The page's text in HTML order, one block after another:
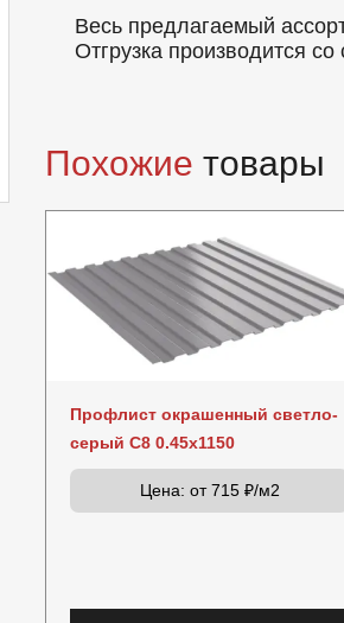
Весь предлагаемый
Отгрузка производится
Похожие товары
Профлист окрашенный светло-
серый C8 0.45x1150
Цена: от 715 ₽/м2